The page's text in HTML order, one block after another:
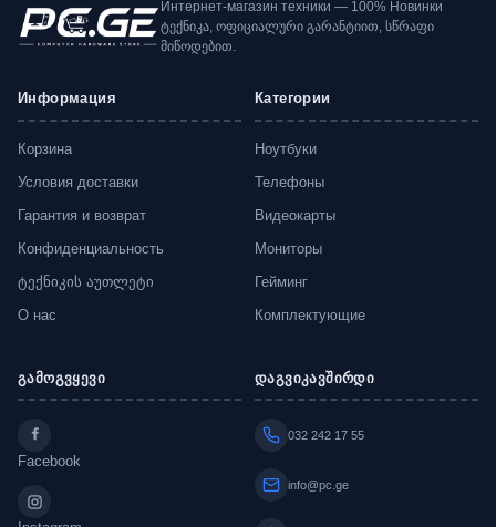
Интернет-магазин техники — 100% Новинки
ტექნიკა, ოფიციალური გარანტიით, სწრაფი
მიწოდებით.
Информация
Корзина
Условия доставки
Гарантия и возврат
Конфиденциальность
ტექნიკის აუთლეტი
О нас
Категории
Ноутбуки
Телефоны
Видеокарты
Мониторы
Гейминг
Комплектующие
გამოგვყევი
Facebook
დაგვიკავშირდი
032 242 17 55
info@pc.ge